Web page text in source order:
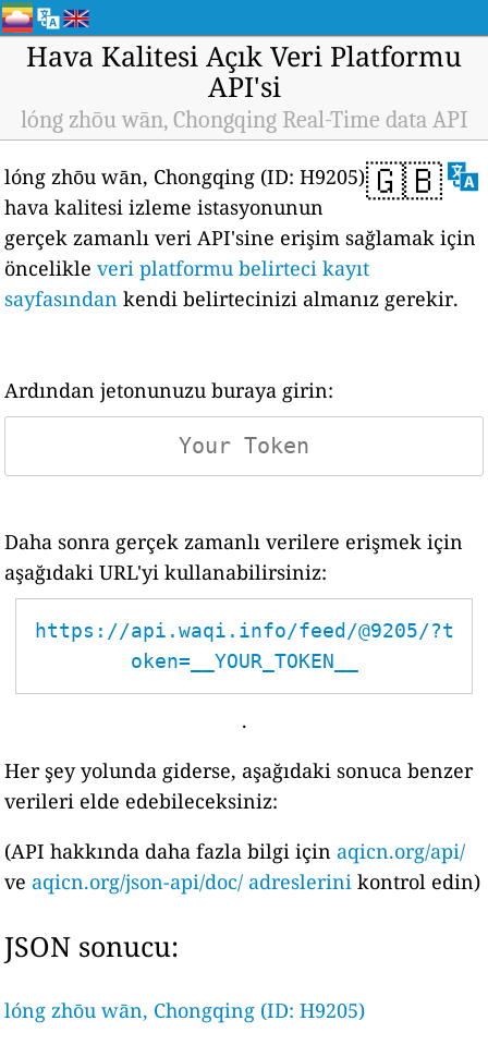
Hava Kalitesi Açık Veri Platformu
API'si
lóng zhōu wān, Chongqing Real-Time data API
🇬🇧
lóng zhōu wān, Chongqing (ID: H9205)
hava kalitesi izleme istasyonunun
gerçek zamanlı veri API'sine erişim sağlamak için
öncelikleveri platformu belirteci kayıt
sayfasından kendi belirtecinizi almanız gerekir.
Ardından jetonunuzu buraya girin:
Daha sonra gerçek zamanlı verilere erişmek için
aşağıdaki URL'yi kullanabilirsiniz:
https://api.waqi.info/feed/@9205/?t
oken=__YOUR_TOKEN__
.
Her şey yolunda giderse, aşağıdaki sonuca benzer
verileri elde edebileceksiniz:
(API hakkında daha fazla bilgi için aqicn.org/api/
ve aqicn.org/json-api/doc/ adreslerini kontrol edin)
JSON sonucu:
lóng zhōu wān, Chongqing (ID: H9205)